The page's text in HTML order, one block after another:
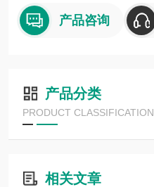
产品咨询
产品分类
PRODUCT CLASSIFICATION
相关文章